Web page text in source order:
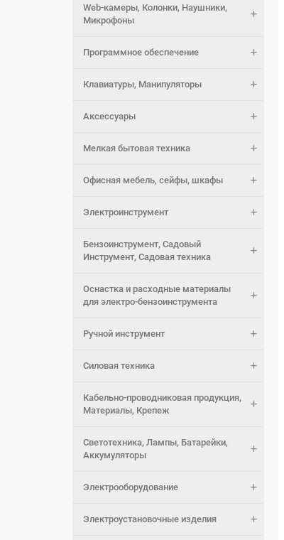
Web-камеры, Колонки, Наушники,
Микрофоны
Программное обеспечение
Клавиатуры, Манипуляторы
Аксессуары
Мелкая бытовая техника
Офисная мебель, сейфы, шкафы
Электроинструмент
Бензоинструмент, Садовый
Инструмент, Садовая техника
Оснастка и расходные материалы
для электро-бензоинструмента
Ручной инструмент
Силовая техника
Кабельно-проводниковая продукция,
Материалы, Крепеж
Светотехника, Лампы, Батарейки,
Аккумуляторы
Электрооборудование
Электроустановочные изделия